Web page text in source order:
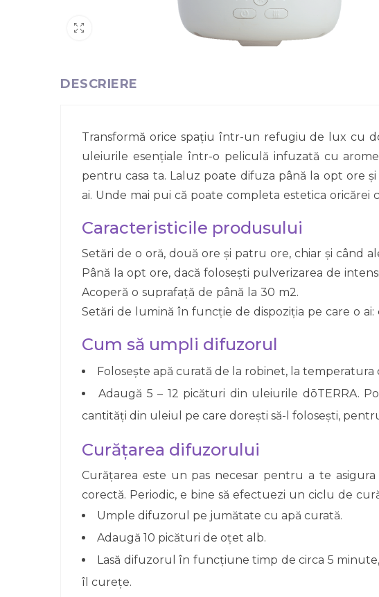
DESCRIERE
Transformă orice spațiu într-un refugiu de lux cu
uleiurile esențiale într-o peliculă infuzată cu
pentru casa ta. Laluz poate difuza până la opt ore
ai. Unde mai pui că poate completa estetica oricărei
Caracteristicile produsului
Setări de o oră, două ore și patru ore, chiar și când
Până la opt ore, dacă folosești pulverizarea de
Acoperă o suprafață de până la 30 m2.
Setări de lumină în funcție de dispoziția pe care o ai:
Cum să umpli difuzorul
Folosește apă curată de la robinet, la
Adaugă 5 – 12 picături din uleiurile dōTERRA.
cantități din uleiul pe care dorești să-l folosești,
Curățarea difuzorului
Curățarea este un pas necesar pentru a te
corectă. Periodic, e bine să efectuezi un ciclu de
Umple difuzorul pe jumătate cu apă curată.
Adaugă 10 picături de oțet alb.
Lasă difuzorul în funcțiune timp de circa 5
îl curețe.